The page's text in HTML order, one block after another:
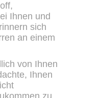
Ihnen und
sich
an einem
von Ihnen
Ihnen
zu